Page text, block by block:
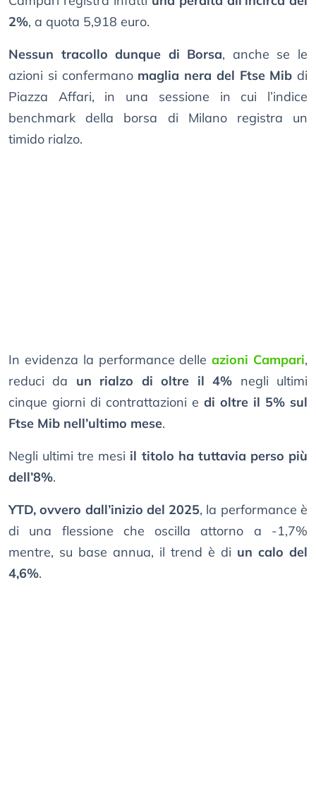
2%, a quota 5,918 euro.
Nessun tracollo dunque di Borsa, anche se le
azioni si confermano maglia nera del Ftse Mib di
Piazza Affari, in una sessione in cui l’indice
benchmark della borsa di Milano registra un
timido rialzo.
In evidenza la performance delleazioni Campari,
reduci da un rialzo di oltre il 4% negli ultimi
cinque giorni di contrattazioni e di oltre il 5% sul
Ftse Mib nell’ultimo mese.
Negli ultimi tre mesi il titolo ha tuttavia perso più
dell’8%.
YTD, ovvero dall’inizio del 2025, la performance è
di una flessione che oscilla attorno a -1,7%
mentre, su base annua, il trend è di un calo del
4,6%.